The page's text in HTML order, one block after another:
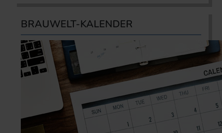
BRAUWELT-KALENDER